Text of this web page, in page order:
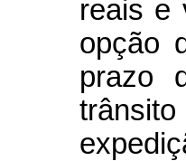
reais e
opção
prazo